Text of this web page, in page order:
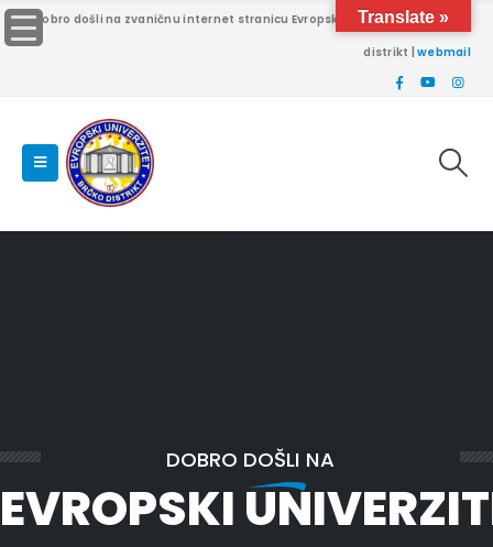
Dobro došli na zvaničnu internet stranicu Evropskog univerziteta Brčko
distrikt |webmail
DOBRO DOŠLI NA
EVROPSKI
Translate »